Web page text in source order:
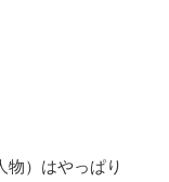
物）はやっぱり